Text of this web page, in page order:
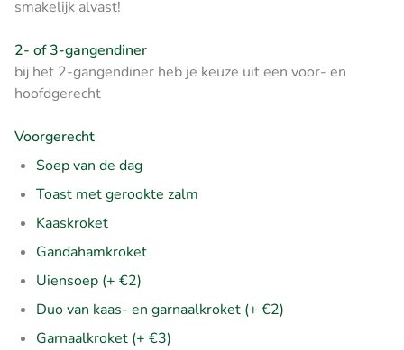
smakelijk alvast!
2- of 3-gangendiner
bij het 2-gangendiner heb je keuze uit een voor- en
hoofdgerecht
Voorgerecht
Soep van de dag
Toast met gerookte zalm
Kaaskroket
Gandahamkroket
Uiensoep (+ €2)
Duo van kaas- en garnaalkroket (+ €2)
Garnaalkroket (+ €3)